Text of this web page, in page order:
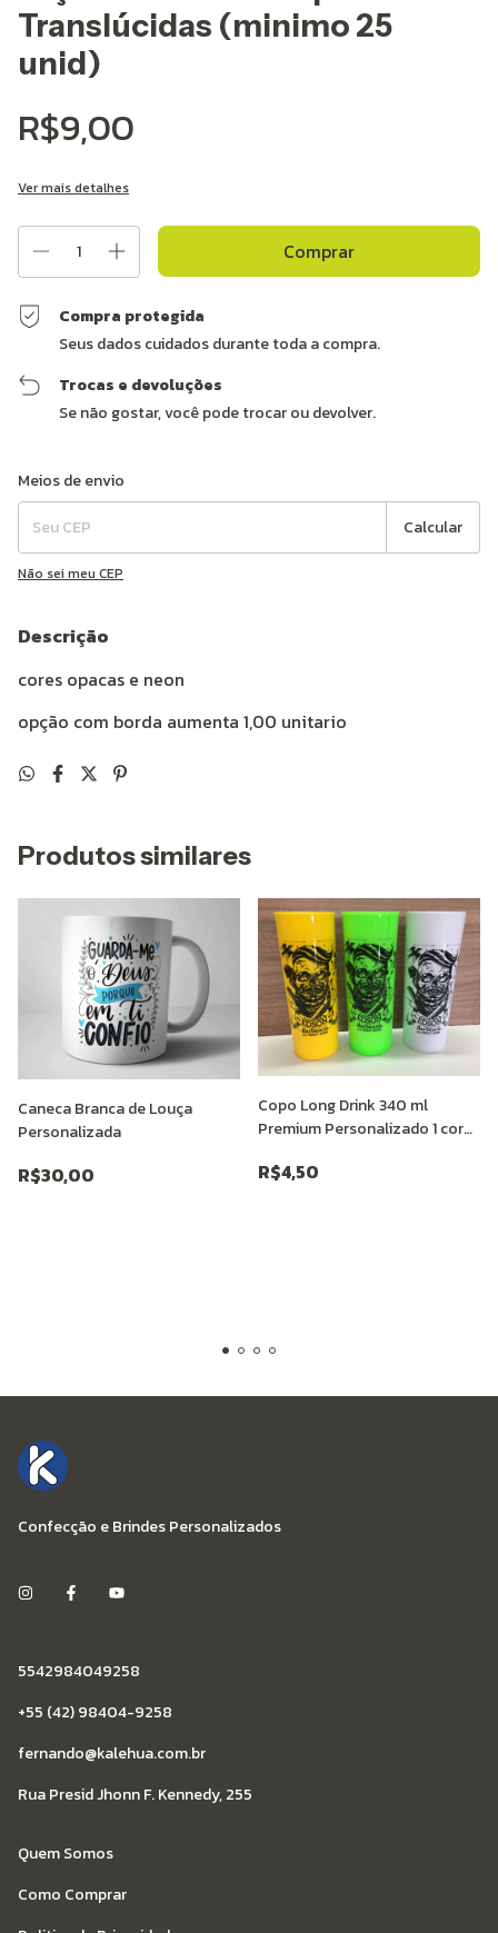
Translúcidas (minimo 25
unid)
R$9,00
Ver mais detalhes
Compra protegida
Seus dados cuidados durante toda a compra.
Trocas e devoluções
Se não gostar, você pode trocar ou devolver.
Entregas para o CEP:
Meios de envio
Calcular
Não sei meu CEP
Descrição
cores opacas e neon
opção com borda aumenta 1,00 unitario
Produtos similares
Caneca Branca de Louça
Personalizada
R$30,00
Copo Long Drink 340 ml
Premium Personalizado 1 cor
R$4,50
Confecção e Brindes Personalizados
5542984049258
+55 (42) 98404-9258
fernando@kalehua.com.br
Rua Presid Jhonn F. Kennedy, 255
Quem Somos
Como Comprar